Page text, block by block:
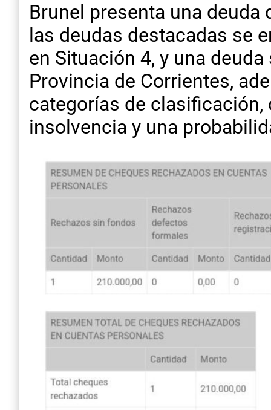
Brunel presenta una
las deudas destacadas se
en Situación 4, y una
Provincia de Corrientes,
categorías de clasificación,
insolvencia y una